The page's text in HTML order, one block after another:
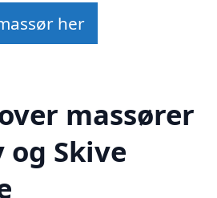
her
massører
og Skive